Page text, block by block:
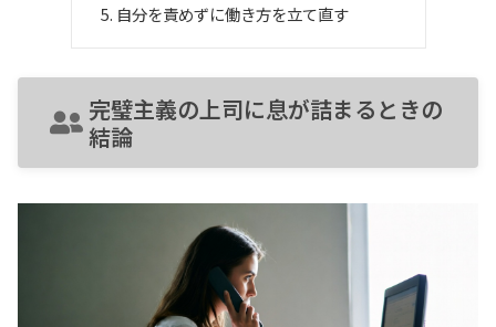
自分を責めずに働き方を立て直す
完璧主義の上司に息が詰まるときの
結論